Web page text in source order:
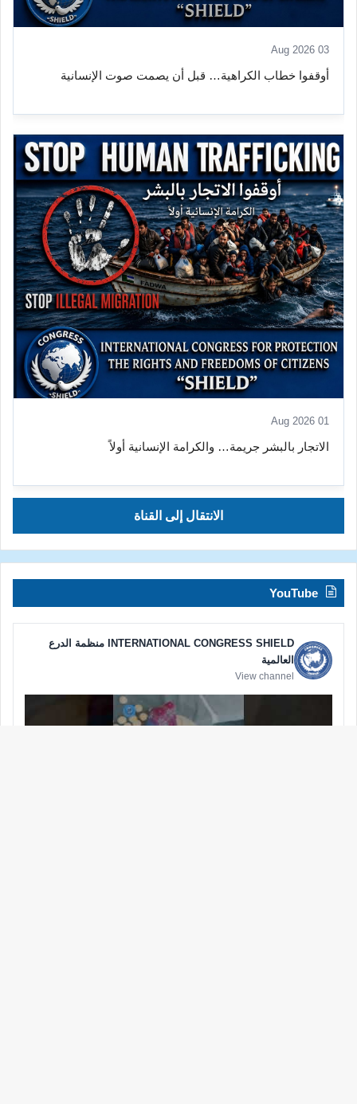
03 Aug 2026
أوقفوا خطاب الكراهية… قبل أن يصمت صوت الإنسانية
01 Aug 2026
الاتجار بالبشر جريمة… والكرامة الإنسانية أولاً
الانتقال إلى القناة
YouTube
INTERNATIONAL CONGRESS SHIELD منظمة الدرع
العالمية
View channel